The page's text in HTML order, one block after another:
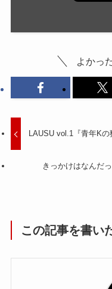
よかっ
LAUSU vol.1『青年Kの
きっかけはなんだ
この記事を書い